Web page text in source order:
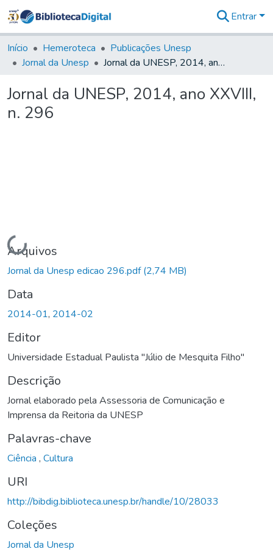
&
Coleções
Tudo na
Digital
Entrar
Início Hemeroteca
Publicações Unesp
Jornal da Unesp
Jornal da UNESP, 2014, ano XXVIII, n. 296
Jornal da UNESP, 2014, ano XXVIII,
n. 296
Carregando...
Arquivos
Jornal da Unesp edicao 296.pdf(2,74 MB)
Data
2014-01, 2014-02
Editor
Universidade Estadual Paulista "Júlio de Mesquita Filho"
Descrição
Jornal elaborado pela Assessoria de Comunicação e
Imprensa da Reitoria da UNESP
Palavras-chave
Ciência , Cultura
URI
http://bibdig.biblioteca.unesp.br/handle/10/28033
Coleções
Jornal da Unesp